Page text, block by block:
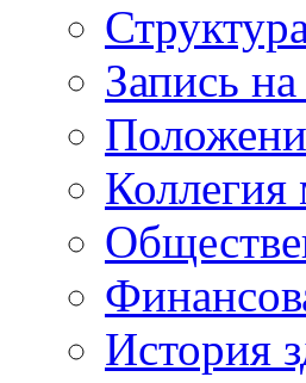
Запись
Коллегия
История